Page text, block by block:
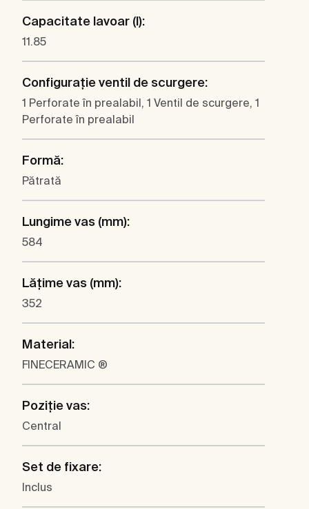
Capacitate lavoar (l):
11.85
Configuraţie ventil de scurgere:
1 Perforate în prealabil, 1 Ventil de scurgere, 1
Perforate în prealabil
Formă:
Pătrată
Lungime vas (mm):
584
Lăţime vas (mm):
352
Material:
FINECERAMIC ®
Poziţie vas:
Central
Set de fixare:
Inclus